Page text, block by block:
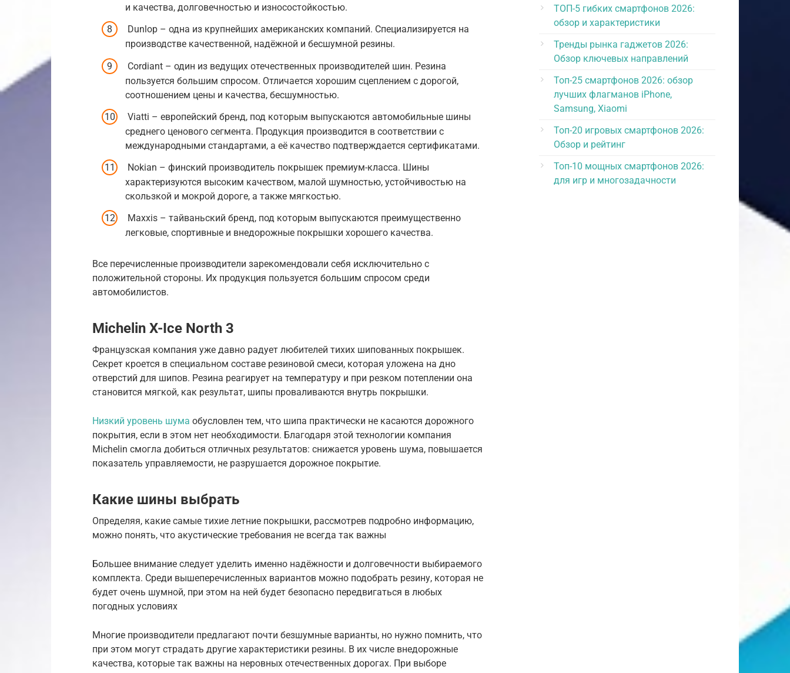
и качества, долговечностью и износостойкостью.
Dunlop – одна из крупнейших американских компаний. Специализируется на
производстве качественной, надёжной и бесшумной резины.
Cordiant – один из ведущих отечественных производителей шин. Резина
пользуется большим спросом. Отличается хорошим сцеплением с дорогой,
соотношением цены и качества, бесшумностью.
Viatti – европейский бренд, под которым выпускаются автомобильные шины
среднего ценового сегмента. Продукция производится в соответствии с
международными стандартами, а её качество подтверждается сертификатами.
Nokian – финский производитель покрышек премиум-класса. Шины
характеризуются высоким качеством, малой шумностью, устойчивостью на
скользкой и мокрой дороге, а также мягкостью.
Maxxis – тайваньский бренд, под которым выпускаются преимущественно
легковые, спортивные и внедорожные покрышки хорошего качества.
Все перечисленные производители зарекомендовали себя исключительно с
положительной стороны. Их продукция пользуется большим спросом среди
автомобилистов.
Michelin X-Ice North 3
Французская компания уже давно радует любителей тихих шипованных покрышек.
Секрет кроется в специальном составе резиновой смеси, которая уложена на дно
отверстий для шипов. Резина реагирует на температуру и при резком потеплении она
становится мягкой, как результат, шипы проваливаются внутрь покрышки.
Низкий уровень шума обусловлен тем, что шипа практически не касаются дорожного
покрытия, если в этом нет необходимости. Благодаря этой технологии компания
Michelin смогла добиться отличных результатов: снижается уровень шума, повышается
показатель управляемости, не разрушается дорожное покрытие.
Какие шины выбрать
Определяя, какие самые тихие летние покрышки, рассмотрев подробно информацию,
можно понять, что акустические требования не всегда так важны
Большее внимание следует уделить именно надёжности и долговечности выбираемого
комплекта. Среди вышеперечисленных вариантов можно подобрать резину, которая не
будет очень шумной, при этом на ней будет безопасно передвигаться в любых
погодных условиях
Многие производители предлагают почти безшумные варианты, но нужно помнить, что
при этом могут страдать другие характеристики резины. В их числе внедорожные
качества, которые так важны на неровных отечественных дорогах. При выборе
ТОП-5 гибких смартфонов 2026:
обзор и характеристики
Тренды рынка гаджетов 2026:
Обзор ключевых направлений
Топ-25 смартфонов 2026: обзор
лучших флагманов iPhone,
Samsung, Xiaomi
Топ-20 игровых смартфонов 2026:
Обзор и рейтинг
Топ-10 мощных смартфонов 2026:
для игр и многозадачности